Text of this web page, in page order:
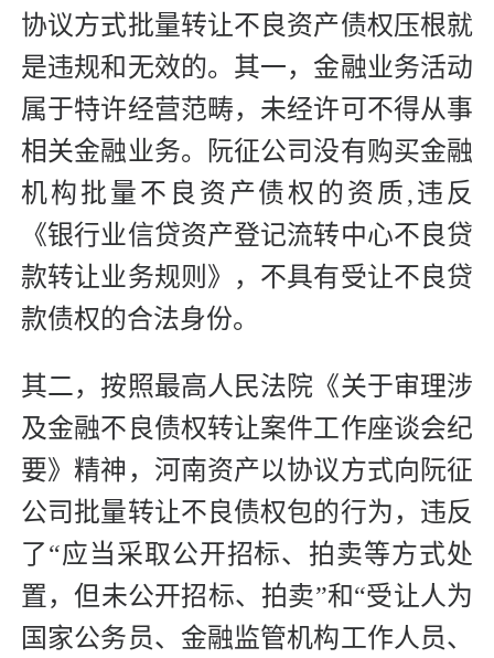
协议方式批量转让不良资产债权压根就
是违规和无效的。其一，金融业务活动
属于特许经营范畴，未经许可不得从事
相关金融业务。阮征公司没有购买金融
机构批量不良资产债权的资质,违反
《银行业信贷资产登记流转中心不良贷
款转让业务规则》，不具有受让不良贷
款债权的合法身份。
其二，按照最高人民法院《关于审理涉
及金融不良债权转让案件工作座谈会纪
要》精神，河南资产以协议方式向阮征
公司批量转让不良债权包的行为，违反
了“应当采取公开招标、拍卖等方式处
置，但未公开招标、拍卖”和“受让人为
国家公务员、金融监管机构工作人员、